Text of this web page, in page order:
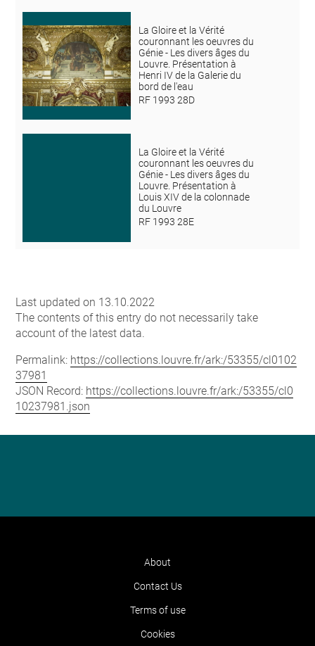
La Gloire et la Vérité
couronnant les oeuvres du
Génie - Les divers âges du
Louvre. Présentation à
Henri IV de la Galerie du
bord de l'eau
RF 1993 28D
La Gloire et la Vérité
couronnant les oeuvres du
Génie - Les divers âges du
Louvre. Présentation à
Louis XIV de la colonnade
du Louvre
RF 1993 28E
Last updated on 13.10.2022
The contents of this entry do not necessarily take
account of the latest data.
Permalink: https://collections.louvre.fr/ark:/53355/cl0102
37981
JSON Record: https://collections.louvre.fr/ark:/53355/cl0
10237981.json
About
Contact Us
Terms of use
Cookies